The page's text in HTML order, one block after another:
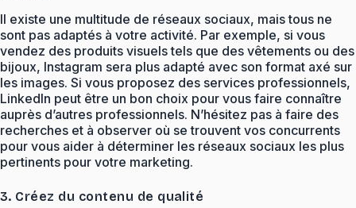
Il existe une multitude de réseaux sociaux, mais tous ne
sont pas adaptés à votre activité. Par exemple, si vous
vendez des produits visuels tels que des vêtements ou des
bijoux, Instagram sera plus adapté avec son format axé sur
les images. Si vous proposez des services professionnels,
LinkedIn peut être un bon choix pour vous faire connaître
auprès d’autres professionnels. N’hésitez pas à faire des
recherches et à observer où se trouvent vos concurrents
pour vous aider à déterminer les réseaux sociaux les plus
pertinents pour votre marketing.
3. Créez du contenu de qualité